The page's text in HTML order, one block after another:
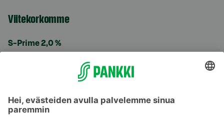
Viitekorkomme
S-Prime 2,0 %